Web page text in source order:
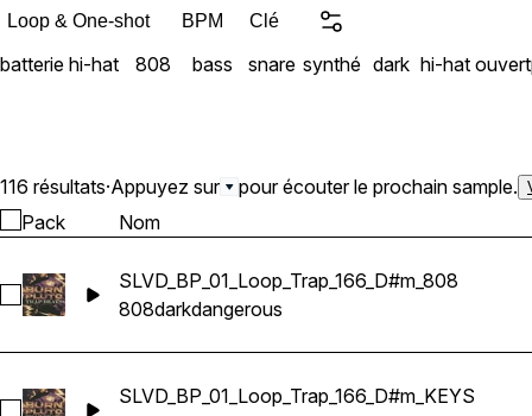
loops et samples sont 100 % libres de droits ! Détails
(incluant batteries, mélodies et
étiquetés 100 % libre de
Loop & One-shot BPM Clé
batterie hi-hat 808 bass snare synthé dark hi-hat ouvert
116 résultats·Appuyez sur pour écouter le prochain sample.
Pack Nom
Sélectionnez SLVD_BP_01_Loop_Trap_166_D#m_808
SLVD_BP_01_Loop_Trap_166_D#m_808
808darkdangerous
SLVD_BP_01_Loop_Trap_166_D#m_KEYS